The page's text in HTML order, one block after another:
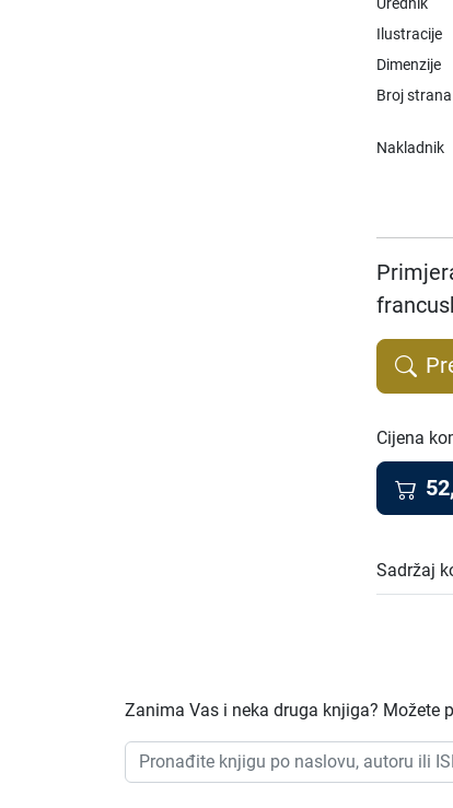
Ilustracije
Dimenzije
Broj strana
Nakladnik
Cijena
Sadržaj
Zanima Vas i neka druga knjiga?